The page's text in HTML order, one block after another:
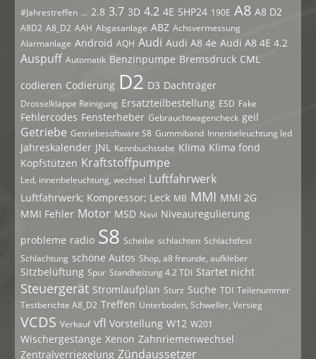
#Jahrestreffen ... 2.8 3.7 3D 4.2 4E 5HP24 190E A8 A8 D2
A8D2 A8_D2 AAH Abgasanlage ABZ Achsvermessung
Alarmanlage Android AQH Audi Audi A8 4e Audi A8 4E 4.2
Auspuff Automatik Benzinpumpe Bremsdruck CML
codieren Codierung D2 D3 Dachträger
Drosselklappe Reinigung Ersatzteilbestellung ESD Fake
Fehlercodes Fensterheber Gebrauchtwagencheck geil
Getriebe Getriebesoftware S8 Gummiband Innenbeleuchtung led
Jahreskalender JNL Kennbuchstabe Klima Klima fond
Kopfstützen Kraftstoffpumpe
Led, innenbeleuchtung, wechsel Luftfahrwerk
Luftfahrwerk; Kompressor; Leck MB MMI MMI 2G
MMI Fehler Motor MSD Navi Niveauregulierung
probleme radio S8 Scheibe schlachten Schlachtfest
Schlachtung schöne Autos Shop, a8 freunde, aufkleber
Sitzbelüftung Spur Standheizung 4.2 TDI Startet nicht
Steuergerät Stromlaufplan Sturz Suche TDI Teilenummer
Testberichte A8_D2 Treffen Unterboden, Schweller, Versieg
VCDS Verkauf vfl Vorstellung W12 W201
Wischergestänge Xenon Zahnriemenwechsel
Zentralverriegelung Zündaussetzer